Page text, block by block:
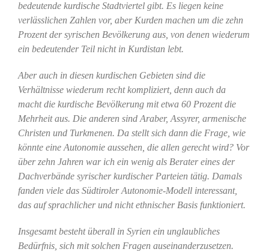
bedeutende kurdische Stadtviertel gibt. Es liegen keine
verlässlichen Zahlen vor, aber Kurden machen um die zehn
Prozent der syrischen Bevölkerung aus, von denen wiederum
ein bedeutender Teil nicht in Kurdistan lebt.
Aber auch in diesen kurdischen Gebieten sind die
Verhältnisse wiederum recht kompliziert, denn auch da
macht die kurdische Bevölkerung mit etwa 60 Prozent die
Mehrheit aus. Die anderen sind Araber, Assyrer, armenische
Christen und Turkmenen. Da stellt sich dann die Frage, wie
könnte eine Autonomie aussehen, die allen gerecht wird? Vor
über zehn Jahren war ich ein wenig als Berater eines der
Dachverbände syrischer kurdischer Parteien tätig. Damals
fanden viele das Südtiroler Autonomie-Modell interessant,
das auf sprachlicher und nicht ethnischer Basis funktioniert.
Insgesamt besteht überall in Syrien ein unglaubliches
Bedürfnis, sich mit solchen Fragen auseinanderzusetzen.